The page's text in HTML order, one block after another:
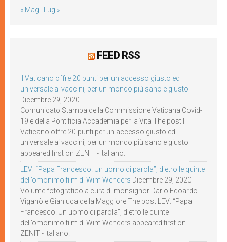
« Mag Lug »
FEED RSS
Il Vaticano offre 20 punti per un accesso giusto ed
universale ai vaccini, per un mondo più sano e giusto
Dicembre 29, 2020
Comunicato Stampa della Commissione Vaticana Covid-
19 e della Pontificia Accademia per la Vita The post Il
Vaticano offre 20 punti per un accesso giusto ed
universale ai vaccini, per un mondo più sano e giusto
appeared first on ZENIT - Italiano.
LEV: “Papa Francesco. Un uomo di parola”, dietro le quinte
dell’omonimo film di Wim Wenders Dicembre 29, 2020
Volume fotografico a cura di monsignor Dario Edoardo
Viganò e Gianluca della Maggiore The post LEV: “Papa
Francesco. Un uomo di parola”, dietro le quinte
dell’omonimo film di Wim Wenders appeared first on
ZENIT - Italiano.